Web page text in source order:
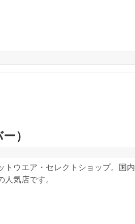
）
トウエア・セレクトショップ。国内
気店です。